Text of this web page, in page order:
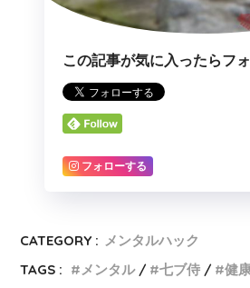
この記事が気に入ったらフ
フォローする
CATEGORY : メンタルハック
TAGS :
メンタル 七ブ侍 健